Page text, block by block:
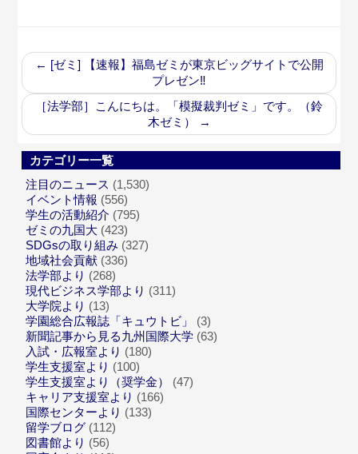
← [ゼミ] 【速報】福島ゼミが東京ビッグサイトで公開
プレゼン‼
［法学部］こんにちは。「模擬裁判ゼミ」です。（鈴
木ゼミ）
→
カテゴリー一覧
注目のニュース (1,530)
イベント情報 (556)
学生の活動紹介 (795)
ゼミの九国大 (423)
SDGsの取り組み (327)
地域社会貢献 (336)
法学部より (268)
現代ビジネス学部より (311)
大学院より (13)
学園総合広報誌「キュウトビ」
(3)
新聞記事から見る九州国際大学 (63)
入試・広報室より (180)
学生支援室より (100)
学生支援室より（奨学金）
(47)
キャリア支援室より (166)
国際センターより (133)
留学ブログ (112)
図書館より (56)